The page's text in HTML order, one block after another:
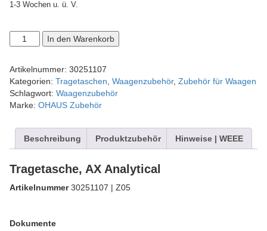
1-3 Wochen u. ü. V.
OHAUS
Tragetasche,
Analytical
|
Art.-
Nr.:
Menge
In den Warenkorb
Artikelnummer: 30251107
Kategorien: Tragetaschen Waagenzubehör, Zubehör für Waagen
Schlagwort: Waagenzubehör
Marke: OHAUS Zubehör
Beschreibung Produktzubehör Hinweise | WEEE
Tragetasche, AX Analytical
Artikelnummer30251107 | Z05
Dokumente